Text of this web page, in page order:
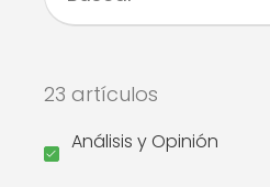
23 artículos
Análisis y Opinión